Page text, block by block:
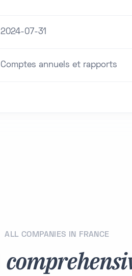
2024-07-31
Comptes annuels et rapports
ALL COMPANIES IN FRANCE